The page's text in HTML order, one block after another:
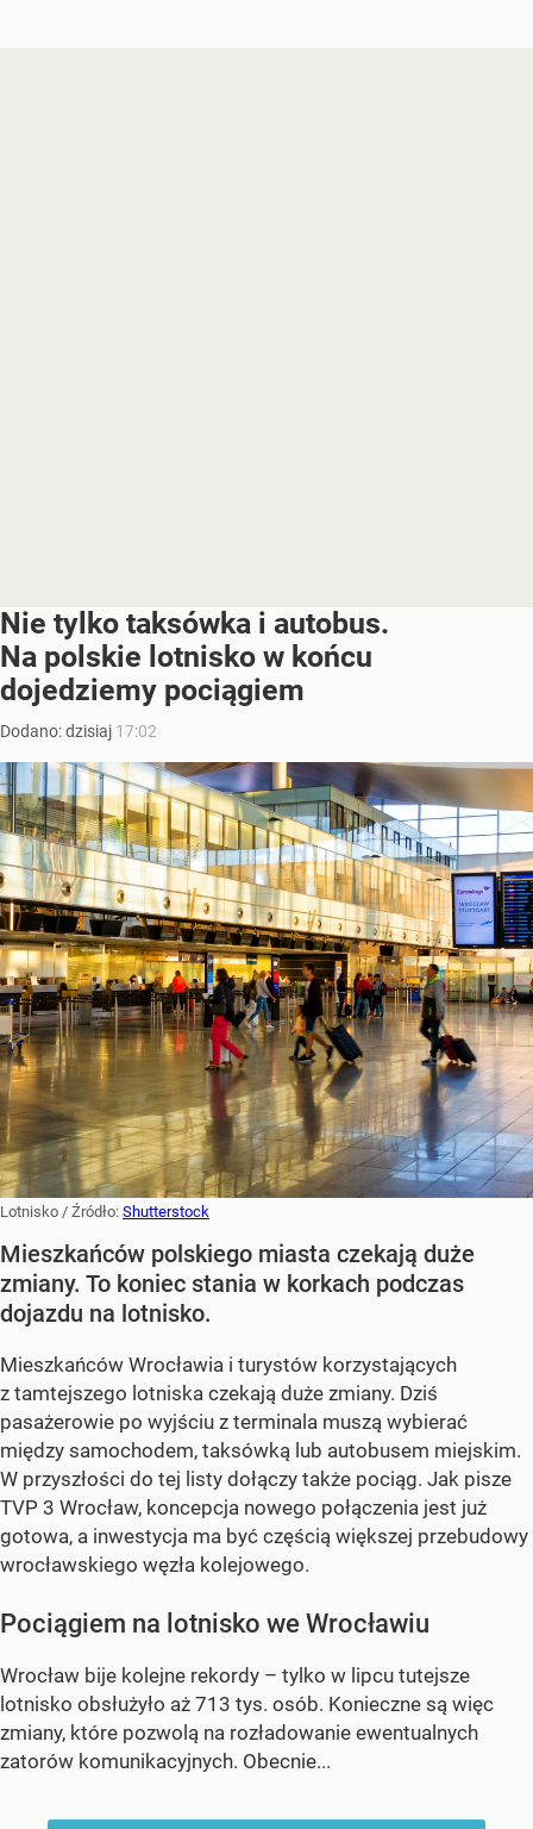
Nie tylko taksówka i autobus.
Na polskie lotnisko w końcu
dojedziemy pociągiem
Dodano:dzisiaj 17:02
Lotnisko / Źródło: Shutterstock
Mieszkańców polskiego miasta czekają duże
zmiany. To koniec stania w korkach podczas
dojazdu na lotnisko.
Mieszkańców Wrocławia i turystów korzystających
z tamtejszego lotniska czekają duże zmiany. Dziś
pasażerowie po wyjściu z terminala muszą wybierać
między samochodem, taksówką lub autobusem miejskim.
W przyszłości do tej listy dołączy także pociąg. Jak pisze
TVP 3 Wrocław, koncepcja nowego połączenia jest już
gotowa, a inwestycja ma być częścią większej przebudowy
wrocławskiego węzła kolejowego.
Pociągiem na lotnisko we Wrocławiu
Wrocław bije kolejne rekordy – tylko w lipcu tutejsze
lotnisko obsłużyło aż 713 tys. osób. Konieczne są więc
zmiany, które pozwolą na rozładowanie ewentualnych
zatorów komunikacyjnych. Obecnie...